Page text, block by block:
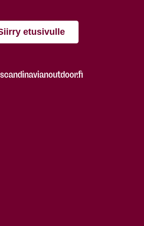
etusivulle